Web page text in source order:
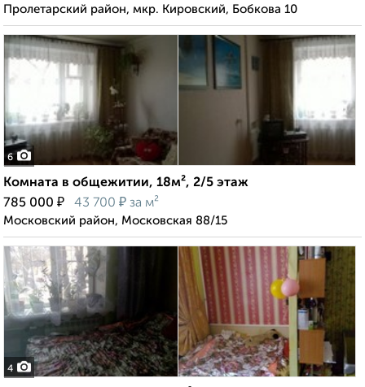
Пролетарский район, мкр. Кировский, Бобкова 10
6
Комната в общежитии, 18м², 2/5 этаж
785 000 ₽ 43 700 ₽ за м²
Московский район, Московская 88/15
4